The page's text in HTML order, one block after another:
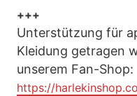
+++
Unterstützung für
Kleidung getragen
unserem Fan-Shop:
https://